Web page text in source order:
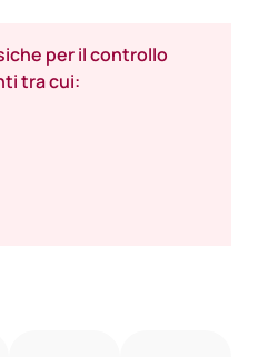
per il controllo
tra cui: